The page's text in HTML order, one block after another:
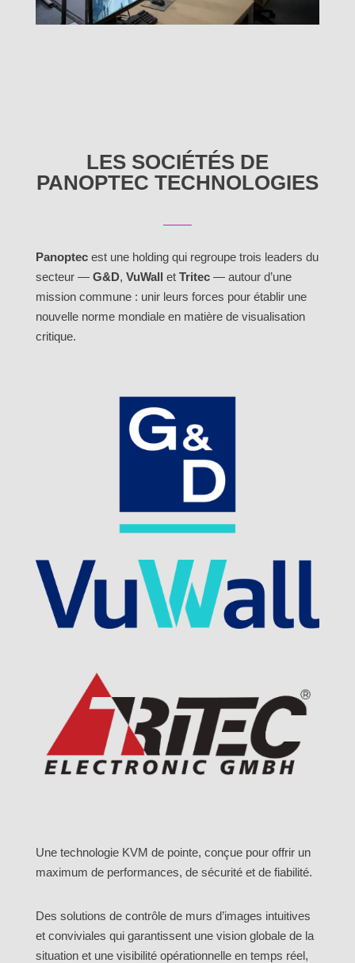
LES SOCIÉTÉS DE
PANOPTEC TECHNOLOGIES
Panoptecest une holding qui regroupe trois leaders du
secteur — G&D, VuWall et Tritec— autour d’une
mission commune : unir leurs forces pour établir une
nouvelle norme mondiale en matière de visualisation
critique.
Une technologie KVM de pointe, conçue pour offrir un
maximum de performances, de sécurité et de fiabilité.
Des solutions de contrôle de murs d’images intuitives
et conviviales qui garantissent une vision globale de la
situation et une visibilité opérationnelle en temps réel,